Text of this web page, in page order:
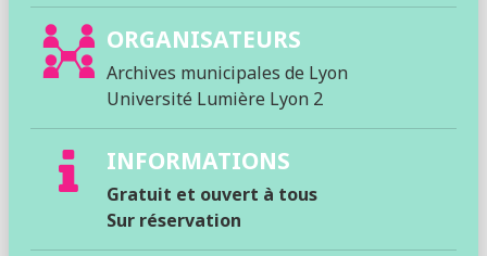
ORGANISATEURS
Archives municipales de Lyon
Université Lumière Lyon 2
INFORMATIONS
Gratuit et ouvert à tous
Sur réservation